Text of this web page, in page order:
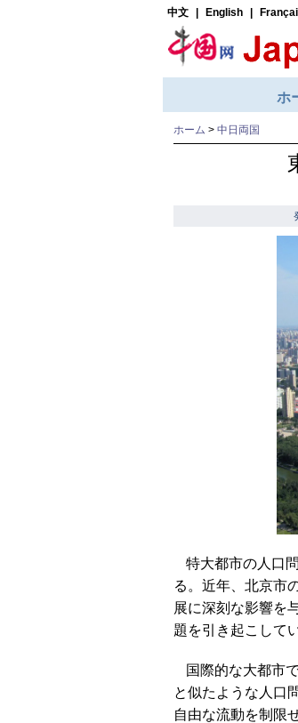
ホーム > 中日両国
特大都市の人口
る。近年、北京市
展に深刻な影響を
題を引き起こして
国際的な大都市
と似たような人口
自由な流動を制限